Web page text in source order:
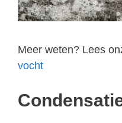
Meer weten? Lees
vocht